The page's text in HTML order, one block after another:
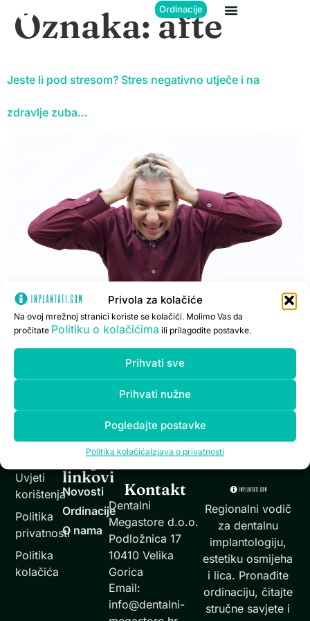
Privola za kolačiće
Na ovoj mrežnoj stranici koriste se kolačići. Molimo Vas da
pročitate Politiku o kolačićima ili prilagodite postavke.
Prihvati sve
Prihvati nužne
Pogledajte postavke
Politika kolačićaIzjava o privatnosti
Ordinacije
Oznaka:afte
Jeste li pod stresom? Stres negativno utječe i na
zdravlje zuba…
Neupitan je negativan utjecaj stresa na mentalno
zdravlje i sve organske sustave u tijelu. Stres tako utječe
i na zdravlje zuba i usne šupljine. Zbog suvremenog
načina života stres je globalno postao dio svakodnevice
mnogih ljudi. Znanstvenici su dokazali njegov negativan
utjecaj na zdravlje, a to vrijedi i za zdravlje usne šupljine
i zuba. Ekonomski […]
Regionalni vodič
za dentalnu
implantologiju,
estetiku osmijeha
i lica. Pronađite
ordinaciju, čitajte
stručne savjete i
Informacije
Uvjeti
korištenja
Politika
privatnosti
Politika
kolačića
Brzi
linkovi
Novosti
Ordinacije
O nama
Kontakt
Dentalni
Megastore d.o.o.
Podložnica 17
10410 Velika
Gorica
Email:
info@dentalni-